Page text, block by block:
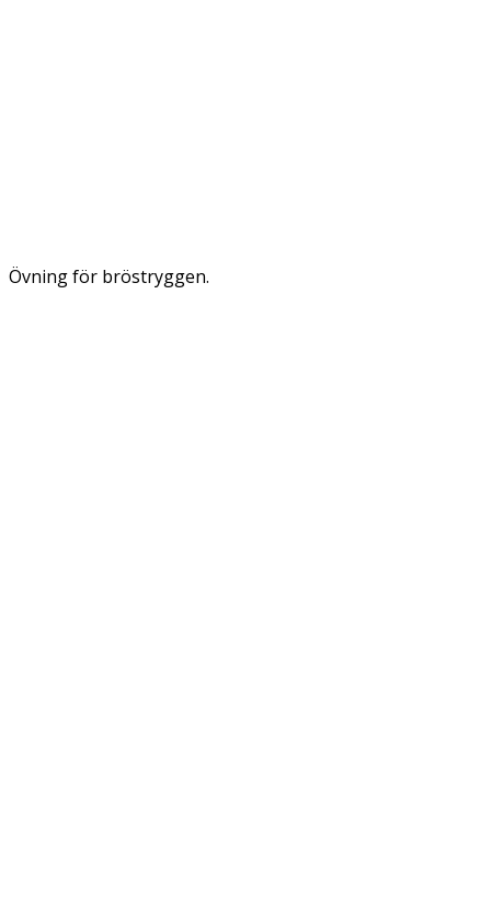
Övning för bröstryggen.